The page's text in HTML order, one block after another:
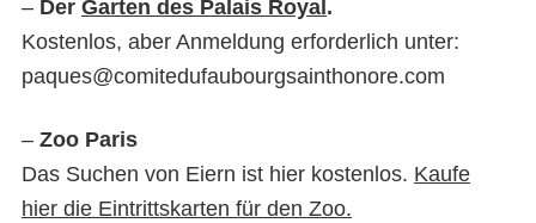
– Der Garten des Palais Royal .
Kostenlos, aber Anmeldung erforderlich unter:
paques@comitedufaubourgsainthonore.com
– Zoo Paris
Das Suchen von Eiern ist hier kostenlos. Kaufe
hier die Eintrittskarten für den Zoo.